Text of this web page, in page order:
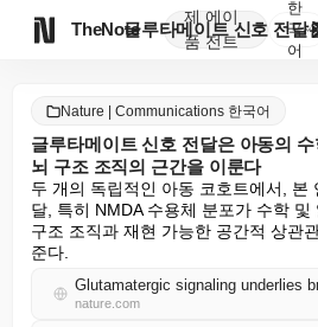
TheNote
제
품
에이
전트
한
국
어
Nature | Communications 한국어
글루타메이트 신호 전달은 아동의
뇌 구조 조직의 근간을 이룬다
두 개의 독립적인 아동 코호트에서, 본
달, 특히 NMDA 수용체 분포가 수학 및
구조 조직과 재현 가능한 공간적 상관
준다.
nature.com